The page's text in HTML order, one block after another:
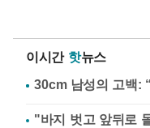
이시간 핫뉴스
"바지 벗고 앞뒤로